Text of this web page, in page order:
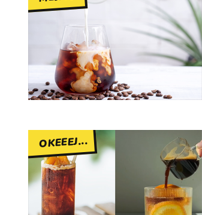
OKEEEJ...